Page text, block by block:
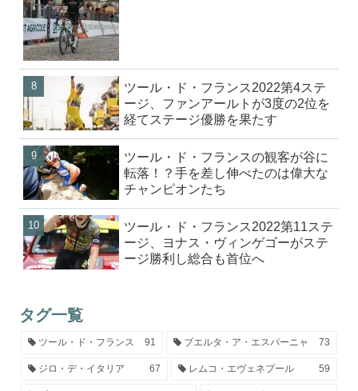
ツール・ド・フランス2022第4ステ
ージ、ファンアールトが3度の2位を
経てステージ優勝を果たす
ツール・ド・フランスの観客が谷に
転落！？手を差し伸べたのは偉大な
チャンピオンたち
ツール・ド・フランス2022第11ステ
ージ、ヨナス・ヴィンゲゴーがステ
ージ勝利し総合も首位へ
タグ一覧
ツール・ド・フランス 91 ブエルタ・ア・エスパーニャ 73
ジロ・デ・イタリア 67 レムコ・エヴェネプール 59